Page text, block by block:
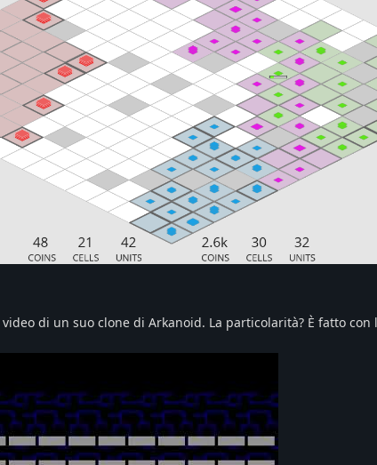
di un suo clone di Arkanoid. La particolarità? È fatto con